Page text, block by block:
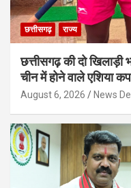
छत्तीसगढ़ राज्य
छत्तीसगढ़ की दो खिलाड़ी
चीन में होने वाले एशिया
August 6, 2026 News